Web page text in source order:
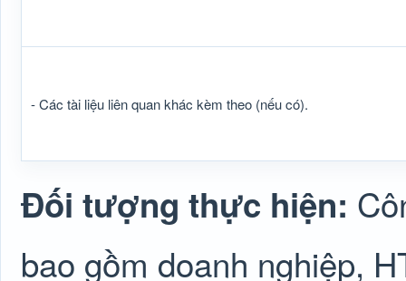
- Các tài liệu liên quan khác kèm theo (nếu có).
Đối tượng thực hiện:
bao gồm doanh nghiệp,